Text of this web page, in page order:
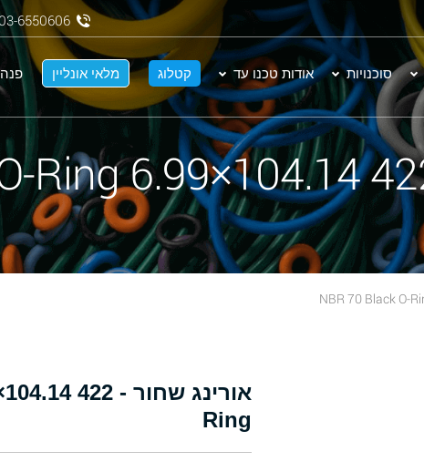
סוכנויות אודות טכנו עד קטלוג מלאי אונליין פנה
03-6550606
Ring